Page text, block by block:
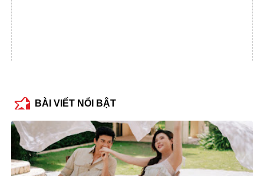
BÀI VIẾT NỔI BẬT